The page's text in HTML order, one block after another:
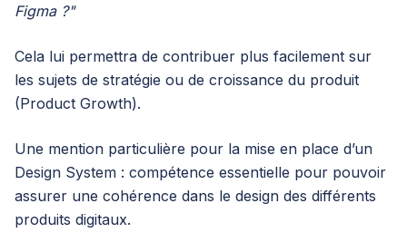
Figma ?"
Cela lui permettra de contribuer plus facilement sur
les sujets de stratégie ou de croissance du produit
(Product Growth).
Une mention particulière pour la mise en place d’un
Design System : compétence essentielle pour pouvoir
assurer une cohérence dans le design des différents
produits digitaux.